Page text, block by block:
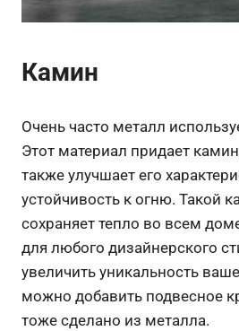
Камин
Очень часто металл
Этот материал придает
также улучшает его
устойчивость к огню. Такой
сохраняет тепло во всем
для любого дизайнерского
увеличить уникальность
можно добавить подвесное
тоже сделано из металла.